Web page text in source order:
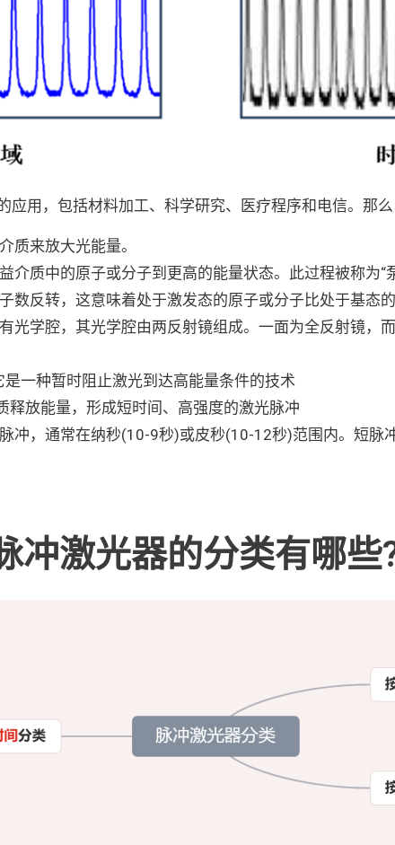
应用，包括材料加工、科学研究、医疗程序和电信。那
质来放大光能量。
介质中的原子或分子到更高的能量状态。此过程被称为“
数反转，这意味着处于激发态的原子或分子比处于基态
光学腔，其光学腔由两反射镜组成。一面为全反射镜，
一种暂时阻止激光到达高能量条件的技术
释放能量，形成短时间、高强度的激光脉冲
冲，通常在纳秒(10-9秒)或皮秒(10-12秒)范围内。短脉
冲激光器的分类有哪些